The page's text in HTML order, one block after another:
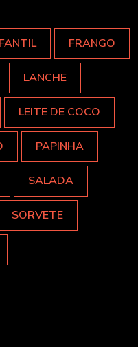
FRANGO
LANCHE
LEITE DE COCO
PAPINHA
SALADA
SORVETE